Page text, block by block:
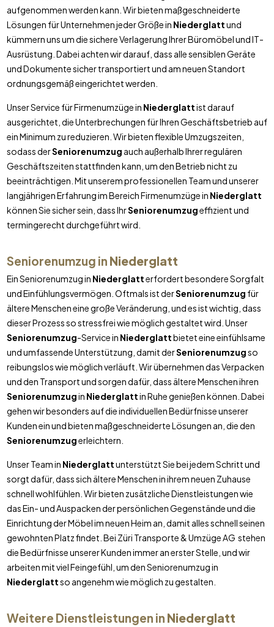
aufgenommen werden kann. Wir bieten maßgeschneiderte
Lösungen für Unternehmen jeder Größe in Niederglattund
kümmern uns um die sichere Verlagerung Ihrer Büromöbel und IT-
Ausrüstung. Dabei achten wir darauf, dass alle sensiblen Geräte
und Dokumente sicher transportiert und am neuen Standort
ordnungsgemäß eingerichtet werden.
Unser Service für Firmenumzüge in Niederglattist darauf
ausgerichtet, die Unterbrechungen für Ihren Geschäftsbetrieb auf
ein Minimum zu reduzieren. Wir bieten flexible Umzugszeiten,
sodass derSeniorenumzug auch außerhalb Ihrer regulären
Geschäftszeiten stattfinden kann, um den Betrieb nicht zu
beeinträchtigen. Mit unserem professionellen Team und unserer
langjährigen Erfahrung im Bereich Firmenumzüge in Niederglatt
können Sie sicher sein, dass IhrSeniorenumzugeffizient und
termingerecht durchgeführt wird.
Seniorenumzug in Niederglatt
Ein Seniorenumzug in Niederglatterfordert besondere Sorgfalt
und Einfühlungsvermögen. Oftmals ist derSeniorenumzug für
ältere Menschen eine große Veränderung, und es ist wichtig, dass
dieser Prozess so stressfrei wie möglich gestaltet wird. Unser
Seniorenumzug-Service in Niederglattbietet eine einfühlsame
und umfassende Unterstützung, damit derSeniorenumzugso
reibungslos wie möglich verläuft. Wir übernehmen das Verpacken
und den Transport und sorgen dafür, dass ältere Menschen ihren
Seniorenumzugin Niederglattin Ruhe genießen können. Dabei
gehen wir besonders auf die individuellen Bedürfnisse unserer
Kunden ein und bieten maßgeschneiderte Lösungen an, die den
Seniorenumzugerleichtern.
Unser Team in Niederglattunterstützt Sie bei jedem Schritt und
sorgt dafür, dass sich ältere Menschen in ihrem neuen Zuhause
schnell wohlfühlen. Wir bieten zusätzliche Dienstleistungen wie
das Ein- und Auspacken der persönlichen Gegenstände und die
Einrichtung der Möbel im neuen Heim an, damit alles schnell seinen
gewohnten Platz findet. Bei Züri Transporte & Umzüge AG stehen
die Bedürfnisse unserer Kunden immer an erster Stelle, und wir
arbeiten mit viel Feingefühl, um den Seniorenumzug in
Niederglattso angenehm wie möglich zu gestalten.
Weitere Dienstleistungen in Niederglatt